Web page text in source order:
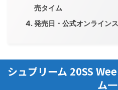
売タイム
発売日・公式オンライン
シュプリーム 20SS
ム